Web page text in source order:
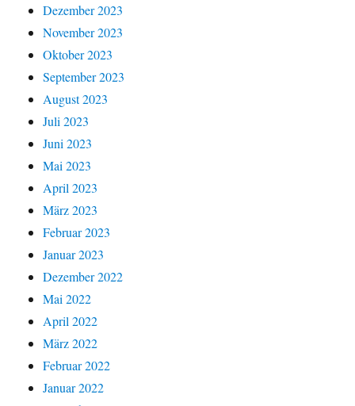
Dezember 2023
November 2023
Oktober 2023
September 2023
August 2023
Juli 2023
Juni 2023
Mai 2023
April 2023
März 2023
Februar 2023
Januar 2023
Dezember 2022
Mai 2022
April 2022
März 2022
Februar 2022
Januar 2022